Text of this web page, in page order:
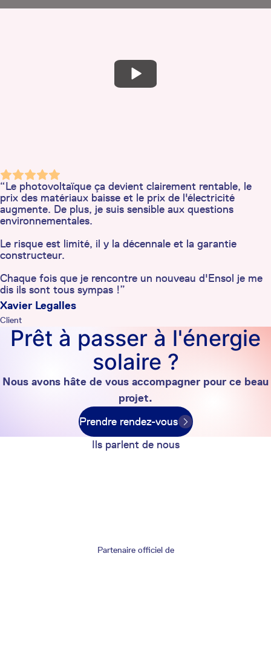
“Le photovoltaïque ça devient clairement rentable, le
prix des matériaux baisse et le prix de l'électricité
augmente. De plus, je suis sensible aux questions
environnementales.
Le risque est limité, il y la décennale et la garantie
constructeur.
Chaque fois que je rencontre un nouveau d'Ensol je me
dis ils sont tous sympas !”
Xavier Legalles
Client
Prêt à passer à l'énergie
solaire ?
Nous avons hâte de vous accompagner pour ce beau
projet.
Prendre rendez-vous
Ils parlent de nous
Partenaire officiel de